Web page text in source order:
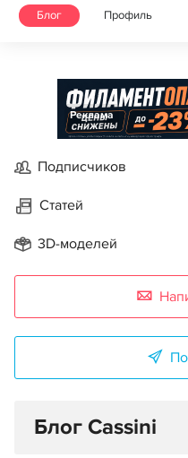
Блог Профиль
Реклама
Подписчиков
Статей
3D-моделей
Блог Cassini